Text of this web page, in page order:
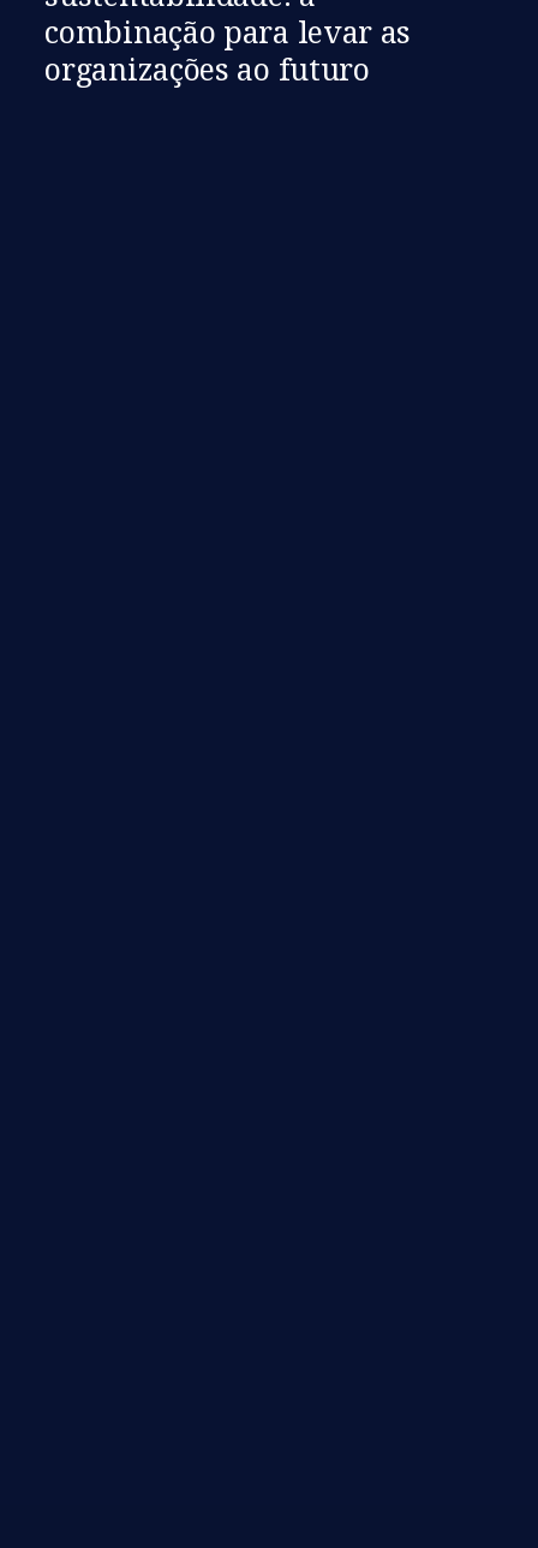
combinação para levar as
organizações ao futuro